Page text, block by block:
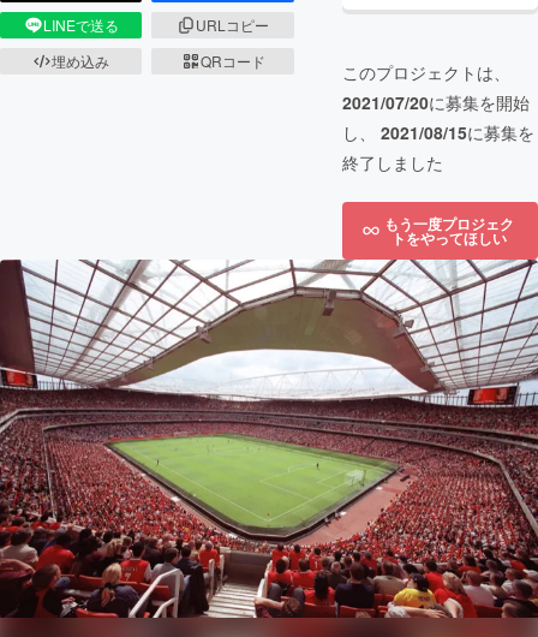
LINEで送る
URLコピー
埋め込み
QRコード
このプロジェクトは、
2021/07/20に募集を開始
し、 2021/08/15に募集を
終了しました
もう一度プロジェク
トをやってほしい